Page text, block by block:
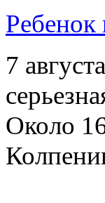
7
Около